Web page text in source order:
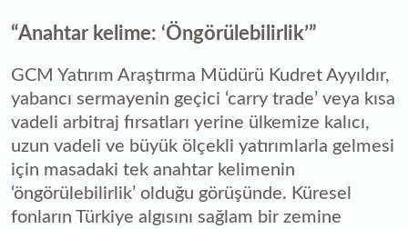
“Anahtar kelime: ‘Öngörülebilirlik’”
GCM Yatırım Araştırma Müdürü Kudret Ayyıldır,
yabancı sermayenin geçici ‘carry trade’ veya kısa
vadeli arbitraj fırsatları yerine ülkemize kalıcı,
uzun vadeli ve büyük ölçekli yatırımlarla gelmesi
için masadaki tek anahtar kelimenin
‘öngörülebilirlik’ olduğu görüşünde. Küresel
fonların Türkiye algısını sağlam bir zemine